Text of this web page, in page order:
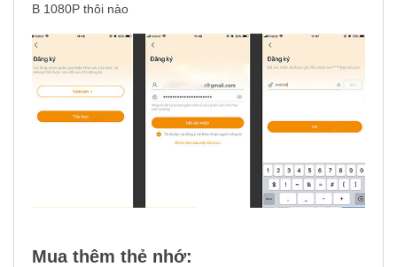
B 1080P thôi nào
Mua thêm thẻ nhớ: